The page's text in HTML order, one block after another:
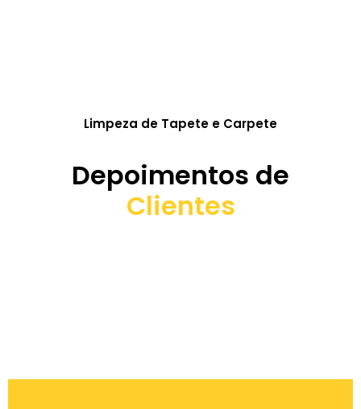
Limpeza de Tapete e Carpete
Depoimentos de
Clientes